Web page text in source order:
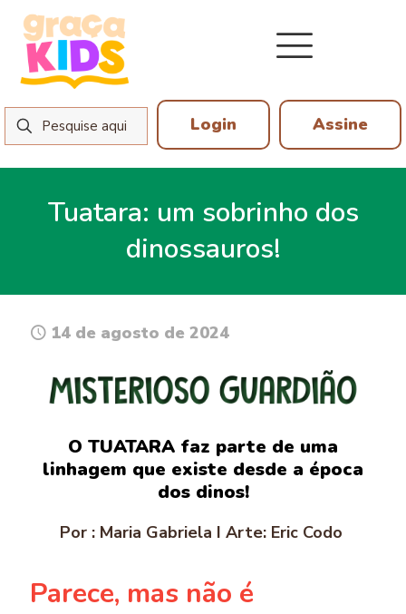
Login Assine
Tuatara: um sobrinho dos
dinossauros!
14 de agosto de 2024
O TUATARA faz parte de uma
linhagem que existe desde a época
dos dinos!
Por : Maria Gabriela I Arte: Eric Codo
Parece, mas não é